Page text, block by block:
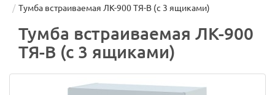
Тумба встраиваемая ЛК-900 ТЯ-В (с 3 ящиками)
Тумба встраиваемая ЛК-900
ТЯ-В (с 3 ящиками)